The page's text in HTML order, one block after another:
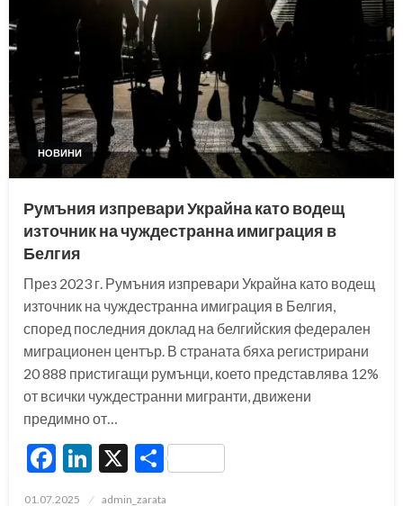
НОВИНИ
Румъния изпревари Украйна като водещ
източник на чуждестранна имиграция в
Белгия
През 2023 г. Румъния изпревари Украйна като водещ
източник на чуждестранна имиграция в Белгия,
според последния доклад на белгийския федерален
миграционен център. В страната бяха регистрирани
20 888 пристигащи румънци, което представлява 12%
от всички чуждестранни мигранти, движени
предимно от…
Facebook
LinkedIn
X Share
Posted
01.07.2025 admin_zarata